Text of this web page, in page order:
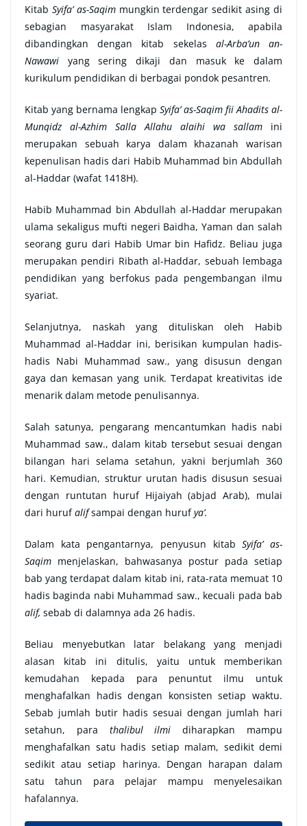
Kitab Syifa’ as-Saqimmungkin terdengar sedikit asing di
sebagian masyarakat Islam Indonesia, apabila
dibandingkan dengan kitab sekelas al-Arba’un an-
Nawawi yang sering dikaji dan masuk ke dalam
kurikulum pendidikan di berbagai pondok pesantren.
Kitab yang bernama lengkap Syifa’ as-Saqim fii Ahadits al-
Munqidz al-Azhim Salla Allahu alaihi wa sallam ini
merupakan sebuah karya dalam khazanah warisan
kepenulisan hadis dari Habib Muhammad bin Abdullah
al-Haddar (wafat 1418H).
Habib Muhammad bin Abdullah al-Haddar merupakan
ulama sekaligus mufti negeri Baidha, Yaman dan salah
seorang guru dari Habib Umar bin Hafidz. Beliau juga
merupakan pendiri Ribath al-Haddar, sebuah lembaga
pendidikan yang berfokus pada pengembangan ilmu
syariat.
Selanjutnya, naskah yang dituliskan oleh Habib
Muhammad al-Haddar ini, berisikan kumpulan hadis-
hadis Nabi Muhammad saw., yang disusun dengan
gaya dan kemasan yang unik. Terdapat kreativitas ide
menarik dalam metode penulisannya.
Salah satunya, pengarang mencantumkan hadis nabi
Muhammad saw., dalam kitab tersebut sesuai dengan
bilangan hari selama setahun, yakni berjumlah 360
hari. Kemudian, struktur urutan hadis disusun sesuai
dengan runtutan huruf Hijaiyah (abjad Arab), mulai
dari hurufalifsampai dengan hurufya’.
Dalam kata pengantarnya, penyusun kitabSyifa’ as-
Saqim menjelaskan, bahwasanya postur pada setiap
bab yang terdapat dalam kitab ini, rata-rata memuat 10
hadis baginda nabi Muhammad saw., kecuali pada bab
alif, sebab di dalamnya ada 26 hadis.
Beliau menyebutkan latar belakang yang menjadi
alasan kitab ini ditulis, yaitu untuk memberikan
kemudahan kepada para penuntut ilmu untuk
menghafalkan hadis dengan konsisten setiap waktu.
Sebab jumlah butir hadis sesuai dengan jumlah hari
setahun, para thalibul ilmi diharapkan mampu
menghafalkan satu hadis setiap malam, sedikit demi
sedikit atau setiap harinya. Dengan harapan dalam
satu tahun para pelajar mampu menyelesaikan
hafalannya.